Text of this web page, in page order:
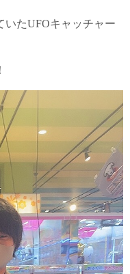
いたUFOキャッチャー